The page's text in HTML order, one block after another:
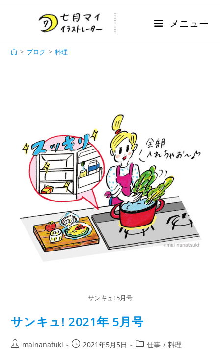
メニュー
> ブログ > 料理
サンキュ! 5月号
サンキュ! 2021年 5月号
mainanatuki 2021年5月5日 仕事 / 料理